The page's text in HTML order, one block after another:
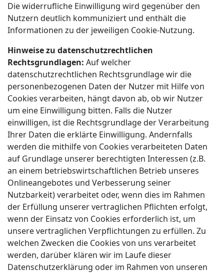
Die widerrufliche Einwilligung wird gegenüber den
Nutzern deutlich kommuniziert und enthält die
Informationen zu der jeweiligen Cookie-Nutzung.
Hinweise zu datenschutzrechtlichen
Rechtsgrundlagen: Auf welcher
datenschutzrechtlichen Rechtsgrundlage wir die
personenbezogenen Daten der Nutzer mit Hilfe von
Cookies verarbeiten, hängt davon ab, ob wir Nutzer
um eine Einwilligung bitten. Falls die Nutzer
einwilligen, ist die Rechtsgrundlage der Verarbeitung
Ihrer Daten die erklärte Einwilligung. Andernfalls
werden die mithilfe von Cookies verarbeiteten Daten
auf Grundlage unserer berechtigten Interessen (z.B.
an einem betriebswirtschaftlichen Betrieb unseres
Onlineangebotes und Verbesserung seiner
Nutzbarkeit) verarbeitet oder, wenn dies im Rahmen
der Erfüllung unserer vertraglichen Pflichten erfolgt,
wenn der Einsatz von Cookies erforderlich ist, um
unsere vertraglichen Verpflichtungen zu erfüllen. Zu
welchen Zwecken die Cookies von uns verarbeitet
werden, darüber klären wir im Laufe dieser
Datenschutzerklärung oder im Rahmen von unseren